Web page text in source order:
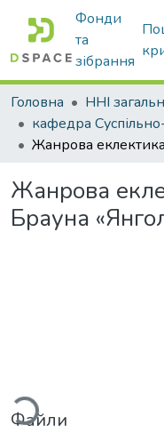
Фонди
та
зібрання
Головна
Жанрова
Брауна
Файли